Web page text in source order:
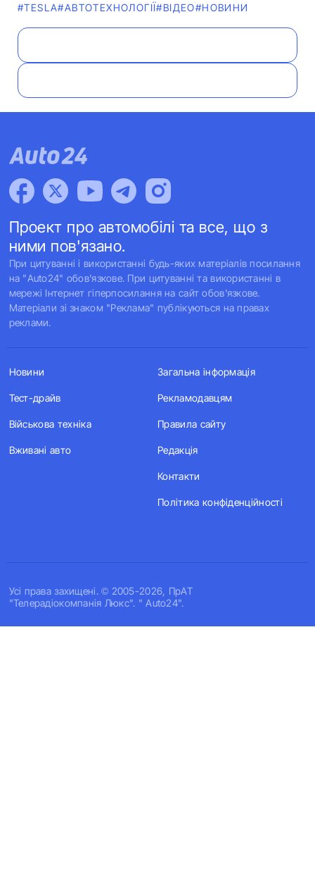
#TESLA#АВТОТЕХНОЛОГІЇ#ВІДЕО#НОВИНИ
Проект про автомобілі та все, що з
ними пов'язано.
При цитуванні і використанні будь-яких матеріалів посилання
на "Auto24" обов'язкове. При цитуванні та використанні в
мережі Інтернет гіперпосилання на сайт обов'язкове.
Матеріали зі знаком "Реклама" публікуються на правах
реклами.
Усi права захищенi. © 2005-2026, ПрАТ
"Телерадіокомпанія Люкс". " Auto24".
Новини
Тест-драйв
Військова техніка
Вживані авто
Загальна інформація
Рекламодавцям
Правила сайту
Редакція
Контакти
Політика конфіденційності